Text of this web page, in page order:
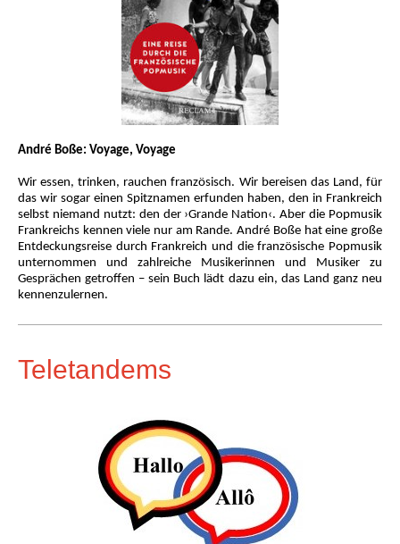
André Boße: Voyage, Voyage
Wir essen, trinken, rauchen französisch. Wir bereisen das Land, für
das wir sogar einen Spitznamen erfunden haben, den in Frankreich
selbst niemand nutzt: den der ›Grande Nation‹. Aber die Popmusik
Frankreichs kennen viele nur am Rande. André Boße hat eine große
Entdeckungsreise durch Frankreich und die französische Popmusik
unternommen und zahlreiche Musikerinnen und Musiker zu
Gesprächen getroffen – sein Buch lädt dazu ein, das Land ganz neu
kennenzulernen.
Teletandems